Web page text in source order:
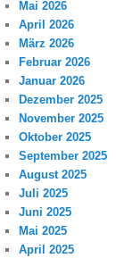
Mai 2026
April 2026
März 2026
Februar 2026
Januar 2026
Dezember 2025
November 2025
Oktober 2025
September 2025
August 2025
Juli 2025
Juni 2025
Mai 2025
April 2025